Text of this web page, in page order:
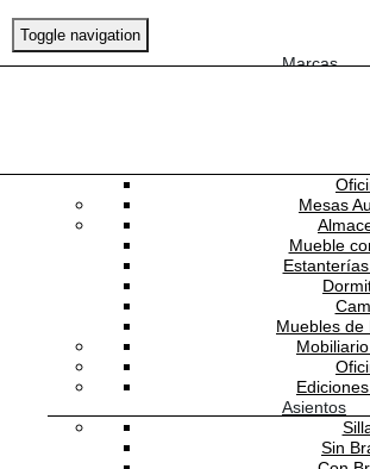
Toggle navigation
Marcas
Mesas
Mueble
Muebles de
Asientos
Sin
TRES TINTAS BARCELONA
Mural Gaia Tapioca
NEWSLETTER